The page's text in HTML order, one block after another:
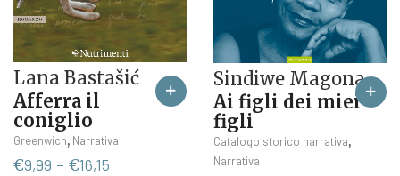
Lana Bastašić
Afferra il
coniglio
Greenwich, Narrativa
€9,99 - €16,15
Sindiwe Magona
Ai figli dei miei
figli
Catalogo storico narrativa,
Narrativa